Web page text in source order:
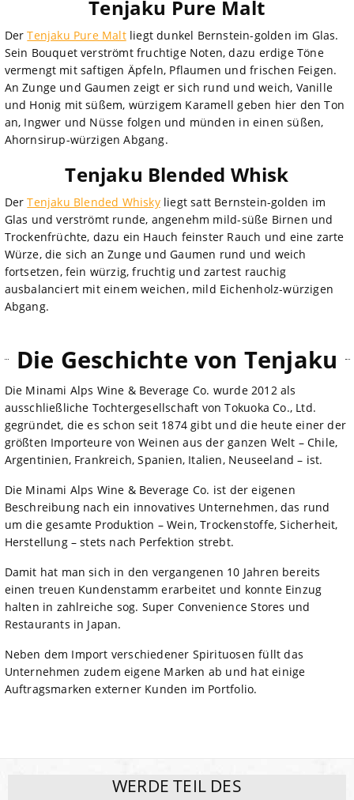
Tenjaku Pure Malt
DerTenjaku Pure Maltliegt dunkel Bernstein-golden im Glas.
Sein Bouquet verströmt fruchtige Noten, dazu erdige Töne
vermengt mit saftigen Äpfeln, Pflaumen und frischen Feigen.
An Zunge und Gaumen zeigt er sich rund und weich, Vanille
und Honig mit süßem, würzigem Karamell geben hier den Ton
an, Ingwer und Nüsse folgen und münden in einen süßen,
Ahornsirup-würzigen Abgang.
Tenjaku Blended Whisk
DerTenjaku Blended Whiskyliegt satt Bernstein-golden im
Glas und verströmt runde, angenehm mild-süße Birnen und
Trockenfrüchte, dazu ein Hauch feinster Rauch und eine zarte
Würze, die sich an Zunge und Gaumen rund und weich
fortsetzen, fein würzig, fruchtig und zartest rauchig
ausbalanciert mit einem weichen, mild Eichenholz-würzigen
Abgang.
Die Geschichte von Tenjaku
Die Minami Alps Wine & Beverage Co. wurde 2012 als
ausschließliche Tochtergesellschaft von Tokuoka Co., Ltd.
gegründet, die es schon seit 1874 gibt und die heute einer der
größten Importeure von Weinen aus der ganzen Welt – Chile,
Argentinien, Frankreich, Spanien, Italien, Neuseeland – ist.
Die Minami Alps Wine & Beverage Co. ist der eigenen
Beschreibung nach ein innovatives Unternehmen, das rund
um die gesamte Produktion – Wein, Trockenstoffe, Sicherheit,
Herstellung – stets nach Perfektion strebt.
Damit hat man sich in den vergangenen 10 Jahren bereits
einen treuen Kundenstamm erarbeitet und konnte Einzug
halten in zahlreiche sog. Super Convenience Stores und
Restaurants in Japan.
Neben dem Import verschiedener Spirituosen füllt das
Unternehmen zudem eigene Marken ab und hat einige
Auftragsmarken externer Kunden im Portfolio.
WERDE TEIL DES